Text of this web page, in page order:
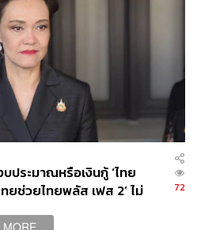
ประมาณหรือเงินกู้ ‘ไทย
ยช่วยไทยพลัส เฟส 2’ ไม่
72